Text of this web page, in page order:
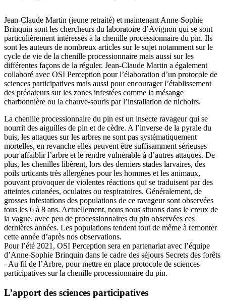
Jean-Claude Martin (jeune retraité) et maintenant Anne-Sophie
Brinquin sont les chercheurs du laboratoire d’Avignon qui se sont
particulièrement intéressés à la chenille processionnaire du pin. Ils
sont les auteurs de nombreux articles sur le sujet notamment sur le
cycle de vie de la chenille processionnaire mais aussi sur les
différentes façons de la réguler. Jean-Claude Martin a également
collaboré avec OSI Perception pour l’élaboration d’un protocole de
sciences participatives mais aussi pour encourager l’établissement
des prédateurs sur les zones infestées comme la mésange
charbonnière ou la chauve-souris par l’installation de nichoirs.
La chenille processionnaire du pin est un insecte ravageur qui se
nourrit des aiguilles de pin et de cèdre. A l’inverse de la pyrale du
buis, les attaques sur les arbres ne sont pas systématiquement
mortelles, en revanche elles peuvent être suffisamment sérieuses
pour affaiblir l’arbre et le rendre vulnérable à d’autres attaques. De
plus, les chenilles libèrent, lors des derniers stades larvaires, des
poils urticants très allergènes pour les hommes et les animaux,
pouvant provoquer de violentes réactions qui se traduisent par des
atteintes cutanées, oculaires ou respiratoires. Généralement, de
grosses infestations des populations de ce ravageur sont observées
tous les 6 à 8 ans. Actuellement, nous nous situons dans le creux de
la vague, avec peu de processionnaires du pin observées ces
dernières années. Les populations tendent tout de même à remonter
cette année d’après nos observations.
Pour l’été 2021, OSI Perception sera en partenariat avec l’équipe
d’Anne-Sophie Brinquin dans le cadre des séjours Secrets des forêts
- Au fil de l’Arbre, pour mettre en place protocole de sciences
participatives sur la chenille processionnaire du pin.
L’apport des sciences participatives